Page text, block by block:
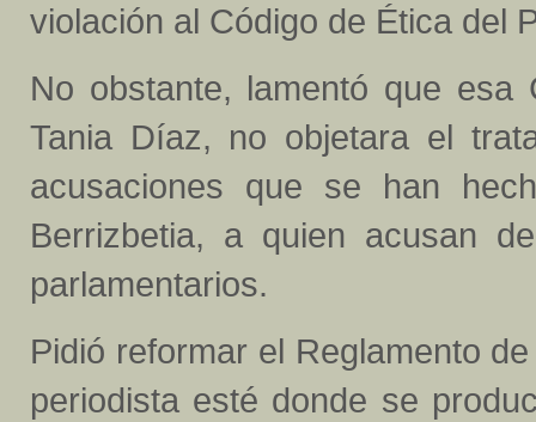
violación al Código de Ética del
No obstante, lamentó que esa
Tania Díaz, no objetara el
acusaciones que se han
Berrizbetia, a quien acusan
parlamentarios.
Pidió reformar el Reglamento
periodista esté donde se